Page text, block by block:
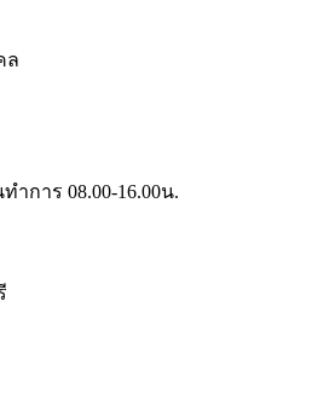
ล
การ 08.00-16.00น.